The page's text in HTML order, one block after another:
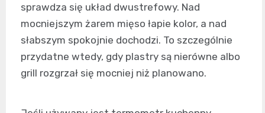
sprawdza się układ dwustrefowy. Nad
mocniejszym żarem mięso łapie kolor, a nad
słabszym spokojnie dochodzi. To szczególnie
przydatne wtedy, gdy plastry są nierówne albo
grill rozgrzał się mocniej niż planowano.